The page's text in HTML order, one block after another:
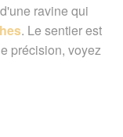
ravine qui
. Le sentier est
précision, voyez